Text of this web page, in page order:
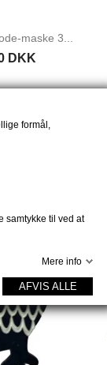
maske 3...
DKK
formål,
samtykke til ved at
Mere info
AFVIS ALLE